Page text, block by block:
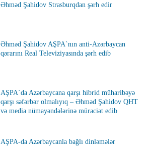
Əhməd Şahidov Strasburqdan şərh edir
Əhməd Şahidov AŞPA`nın anti-Azərbaycan
qərarını Real Televiziyasında şərh edib
AŞPA`da Azərbaycana qarşı hibrid müharibəyə
qarşı səfərbər olmalıyıq – Əhməd Şahidov QHT
və media nümayəndələrinə müraciət edib
AŞPA-da Azərbaycanla bağlı dinləmələr